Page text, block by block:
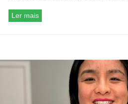
Ler mais